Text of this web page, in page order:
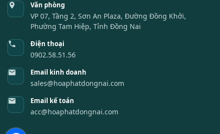
Văn phòng
VP 07, Tầng 2, Sơn An Plaza, Đường Đồng Khởi,
Phường Tam Hiệp, Tỉnh Đồng Nai
Điện thoại
0902.58.51.56
Email kinh doanh
sales@hoaphatdongnai.com
Email kế toán
acc@hoaphatdongnai.com